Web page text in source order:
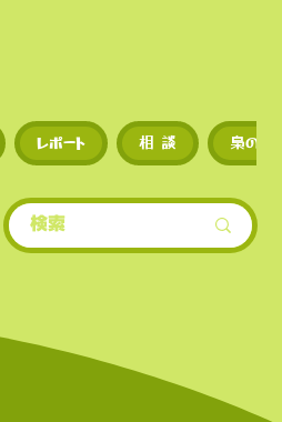
ークンや草コイ
するため、投資
的にもトップクラ
トークンや草コイ
場するため、投資
レポート 相 談 梟のひ